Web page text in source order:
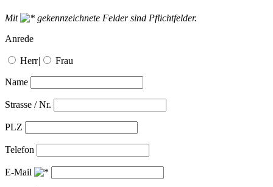
Mit
gekennzeichnete Felder sind Pflichtfelder.
Anrede
Herr| Frau
Name
Strasse / Nr.
PLZ
Telefon
E-Mail